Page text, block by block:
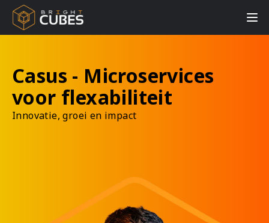
Casus - Microservices
voor flexabiliteit
Innovatie, groei en impact